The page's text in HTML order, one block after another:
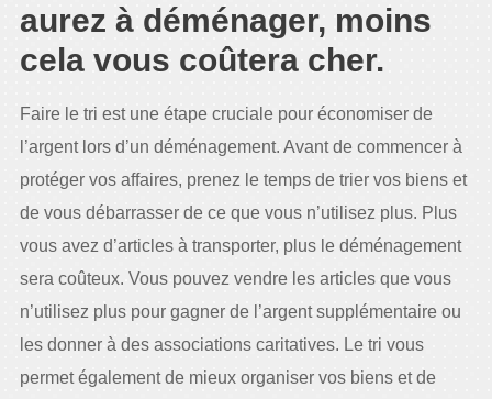
aurez à déménager, moins
cela vous coûtera cher.
Faire le tri est une étape cruciale pour économiser de
l’argent lors d’un déménagement. Avant de commencer à
protéger vos affaires, prenez le temps de trier vos biens et
de vous débarrasser de ce que vous n’utilisez plus. Plus
vous avez d’articles à transporter, plus le déménagement
sera coûteux. Vous pouvez vendre les articles que vous
n’utilisez plus pour gagner de l’argent supplémentaire ou
les donner à des associations caritatives. Le tri vous
permet également de mieux organiser vos biens et de